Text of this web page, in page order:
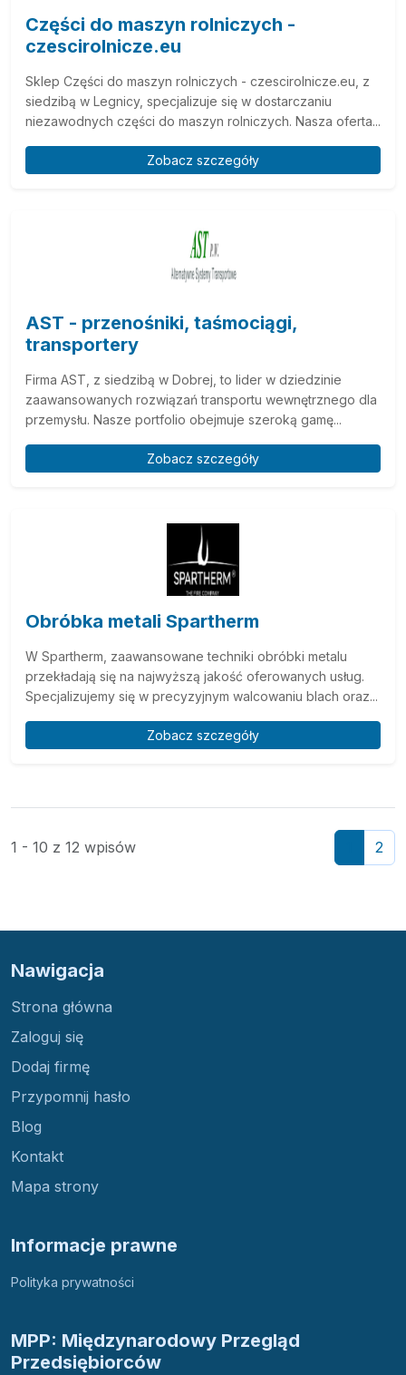
Części do maszyn rolniczych -
czescirolnicze.eu
Sklep Części do maszyn rolniczych - czescirolnicze.eu, z
siedzibą w Legnicy, specjalizuje się w dostarczaniu
niezawodnych części do maszyn rolniczych. Nasza oferta...
Zobacz szczegóły
AST - przenośniki, taśmociągi,
transportery
Firma AST, z siedzibą w Dobrej, to lider w dziedzinie
zaawansowanych rozwiązań transportu wewnętrznego dla
przemysłu. Nasze portfolio obejmuje szeroką gamę...
Zobacz szczegóły
Obróbka metali Spartherm
W Spartherm, zaawansowane techniki obróbki metalu
przekładają się na najwyższą jakość oferowanych usług.
Specjalizujemy się w precyzyjnym walcowaniu blach oraz...
Zobacz szczegóły
1 - 10 z 12 wpisów 2
Nawigacja
Strona główna
Zaloguj się
Dodaj firmę
Przypomnij hasło
Blog
Kontakt
Mapa strony
Informacje prawne
Polityka prywatności
MPP: Międzynarodowy Przegląd
Przedsiębiorców